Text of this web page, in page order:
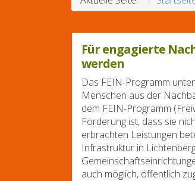
Für engagierte
werden
Das FEIN-Programm
Menschen aus der
dem FEIN-Programm
Förderung ist, dass sie
erbrachten Leistungen
Infrastruktur in
auch möglich, öffentlich